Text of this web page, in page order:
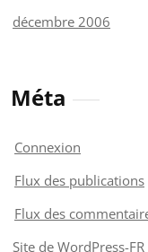
décembre 2006
Méta
Connexion
Flux des publications
Flux des
Site de WordPress-FR